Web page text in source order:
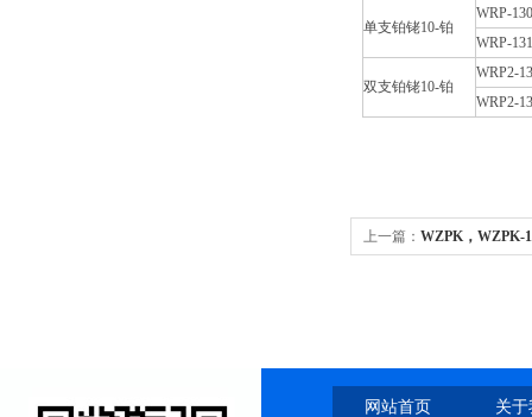
单支铂铑10-铂
WRP-
WRP-
双支铂铑10-铂
WRP2-
WRP2-
上一篇： WZPK，WZPK-
网站首页 关